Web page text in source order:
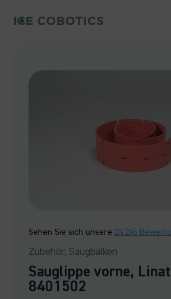
Sehen Sie sich unsere 24.245
Zubehör, Saugbalken
Sauglippe vorne,
8401502